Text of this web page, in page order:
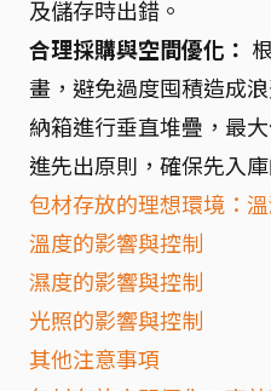
及儲存時出錯。
合理採購與空間優化：
畫，避免過度囤積造成
納箱進行垂直堆疊，最
進先出原則，確保先入
包材存放的理想環境：
溫度的影響與控制
濕度的影響與控制
光照的影響與控制
其他注意事項